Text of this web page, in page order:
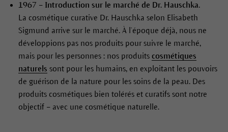
1967 – Introduction sur le marché de Dr. Hauschka.
La cosmétique curative Dr. Hauschka selon Elisabeth
Sigmund arrive sur le marché. À l’époque déjà, nous ne
développions pas nos produits pour suivre le marché,
mais pour les personnes : nos produits cosmétiques
naturels sont pour les humains, en exploitant les pouvoirs
de guérison de la nature pour les soins de la peau. Des
produits cosmétiques bien tolérés et curatifs sont notre
objectif – avec une cosmétique naturelle.